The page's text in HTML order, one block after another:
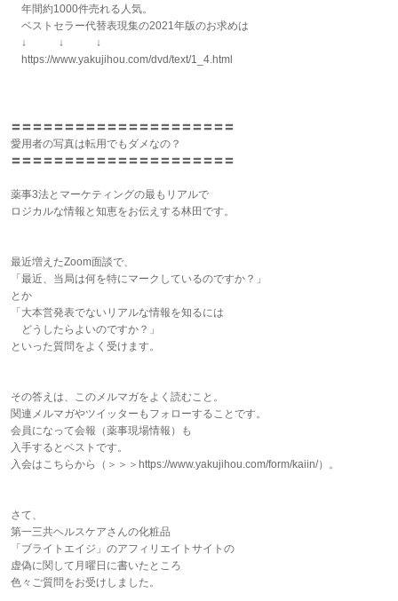
年間約1000件売れる人気。
ベストセラー代替表現集の2021年版のお求めは
↓ ↓ ↓
https://www.yakujihou.com/dvd/text/1_4.html
〓〓〓〓〓〓〓〓〓〓〓〓〓〓〓〓〓〓〓〓〓
愛用者の写真は転用でもダメなの？
〓〓〓〓〓〓〓〓〓〓〓〓〓〓〓〓〓〓〓〓〓
薬事3法とマーケティングの最もリアルで
ロジカルな情報と知恵をお伝えする林田です。
最近増えたZoom面談で、
「最近、当局は何を特にマークしているのですか？」
とか
「大本営発表でないリアルな情報を知るには
どうしたらよいのですか？」
といった質問をよく受けます。
その答えは、このメルマガをよく読むこと。
関連メルマガやツイッターもフォローすることです。
会員になって会報（薬事現場情報）も
入手するとベストです。
入会はこちらから（＞＞＞https://www.yakujihou.com/form/kaiin/）。
さて、
第一三共ヘルスケアさんの化粧品
「ブライトエイジ」のアフィリエイトサイトの
虚偽に関して月曜日に書いたところ
色々ご質問をお受けしました。